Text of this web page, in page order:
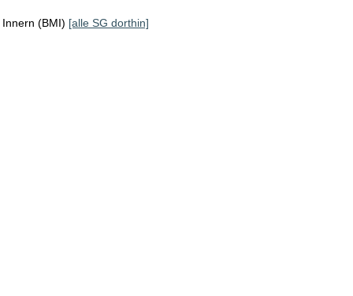
(BMI) [alle SG dorthin]